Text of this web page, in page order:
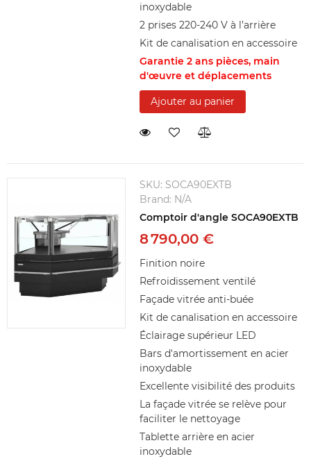
inoxydable
2 prises 220-240 V à l’arrière
Kit de canalisation en accessoire
Garantie 2 ans pièces, main
d'œuvre et déplacements
Ajouter au panier
SKU: SOCA90EXTB
Brand: N/A
Comptoir d'angle SOCA90EXTB
8 790,00 €
Finition noire
Refroidissement ventilé
Façade vitrée anti-buée
Kit de canalisation en accessoire
Éclairage supérieur LED
Bars d'amortissement en acier
inoxydable
Excellente visibilité des produits
La façade vitrée se relève pour
faciliter le nettoyage
Tablette arrière en acier
inoxydable